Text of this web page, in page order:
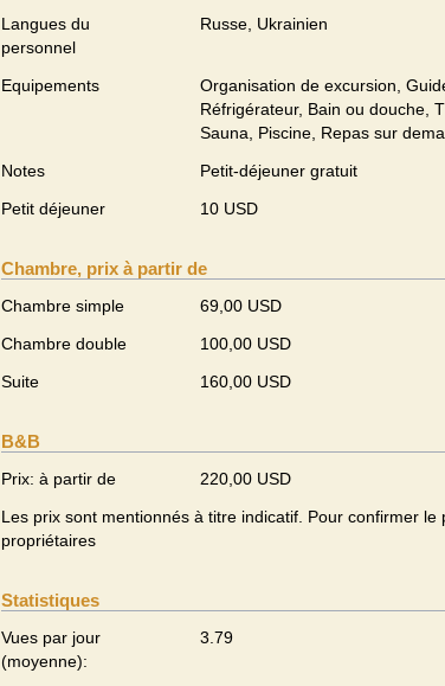
Langues du
personnel
Russe, Ukrainien
Equipements
Organisation de excursion,
Réfrigérateur, Bain ou douche,
Sauna, Piscine, Repas sur
Notes
Petit-déjeuner gratuit
Petit déjeuner
10 USD
Chambre, prix à partir de
Chambre simple
69,00 USD
Chambre double
100,00 USD
Suite
160,00 USD
B&B
Prix: à partir de
220,00 USD
Les prix sont mentionnés à titre indicatif. Pour confirmer le
propriétaires
Statistiques
Vues par jour
(moyenne):
3.79